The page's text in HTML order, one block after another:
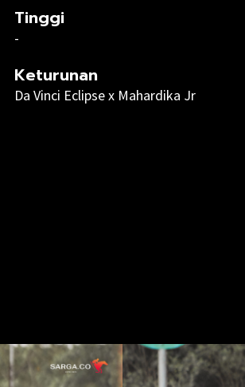
Tinggi
-
Keturunan
Da Vinci Eclipse x Mahardika Jr